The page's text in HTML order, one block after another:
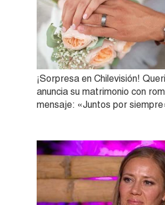
¡Sorpresa en Chilevisión!
anuncia su matrimonio con
mensaje: «Juntos por